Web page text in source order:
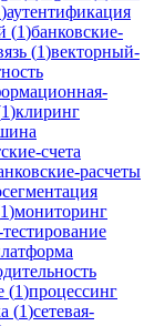
)аутентификация
(1)банковские-
(1)векторный-
1)клиринг
счета
расчеты
1)мониторинг
(1)процессинг
(1)сетевая-